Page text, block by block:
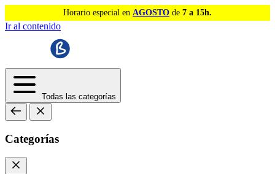
Horario especial en AGOSTO de 7 a 15h.
Ir al contenido
Todas las categorías
Categorías